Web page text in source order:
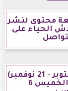
محتوى لنشر
الحياء على
برج العقرب (23 أكتوبر - 21 نوفمبر)
حظك اليوم الخميس 6